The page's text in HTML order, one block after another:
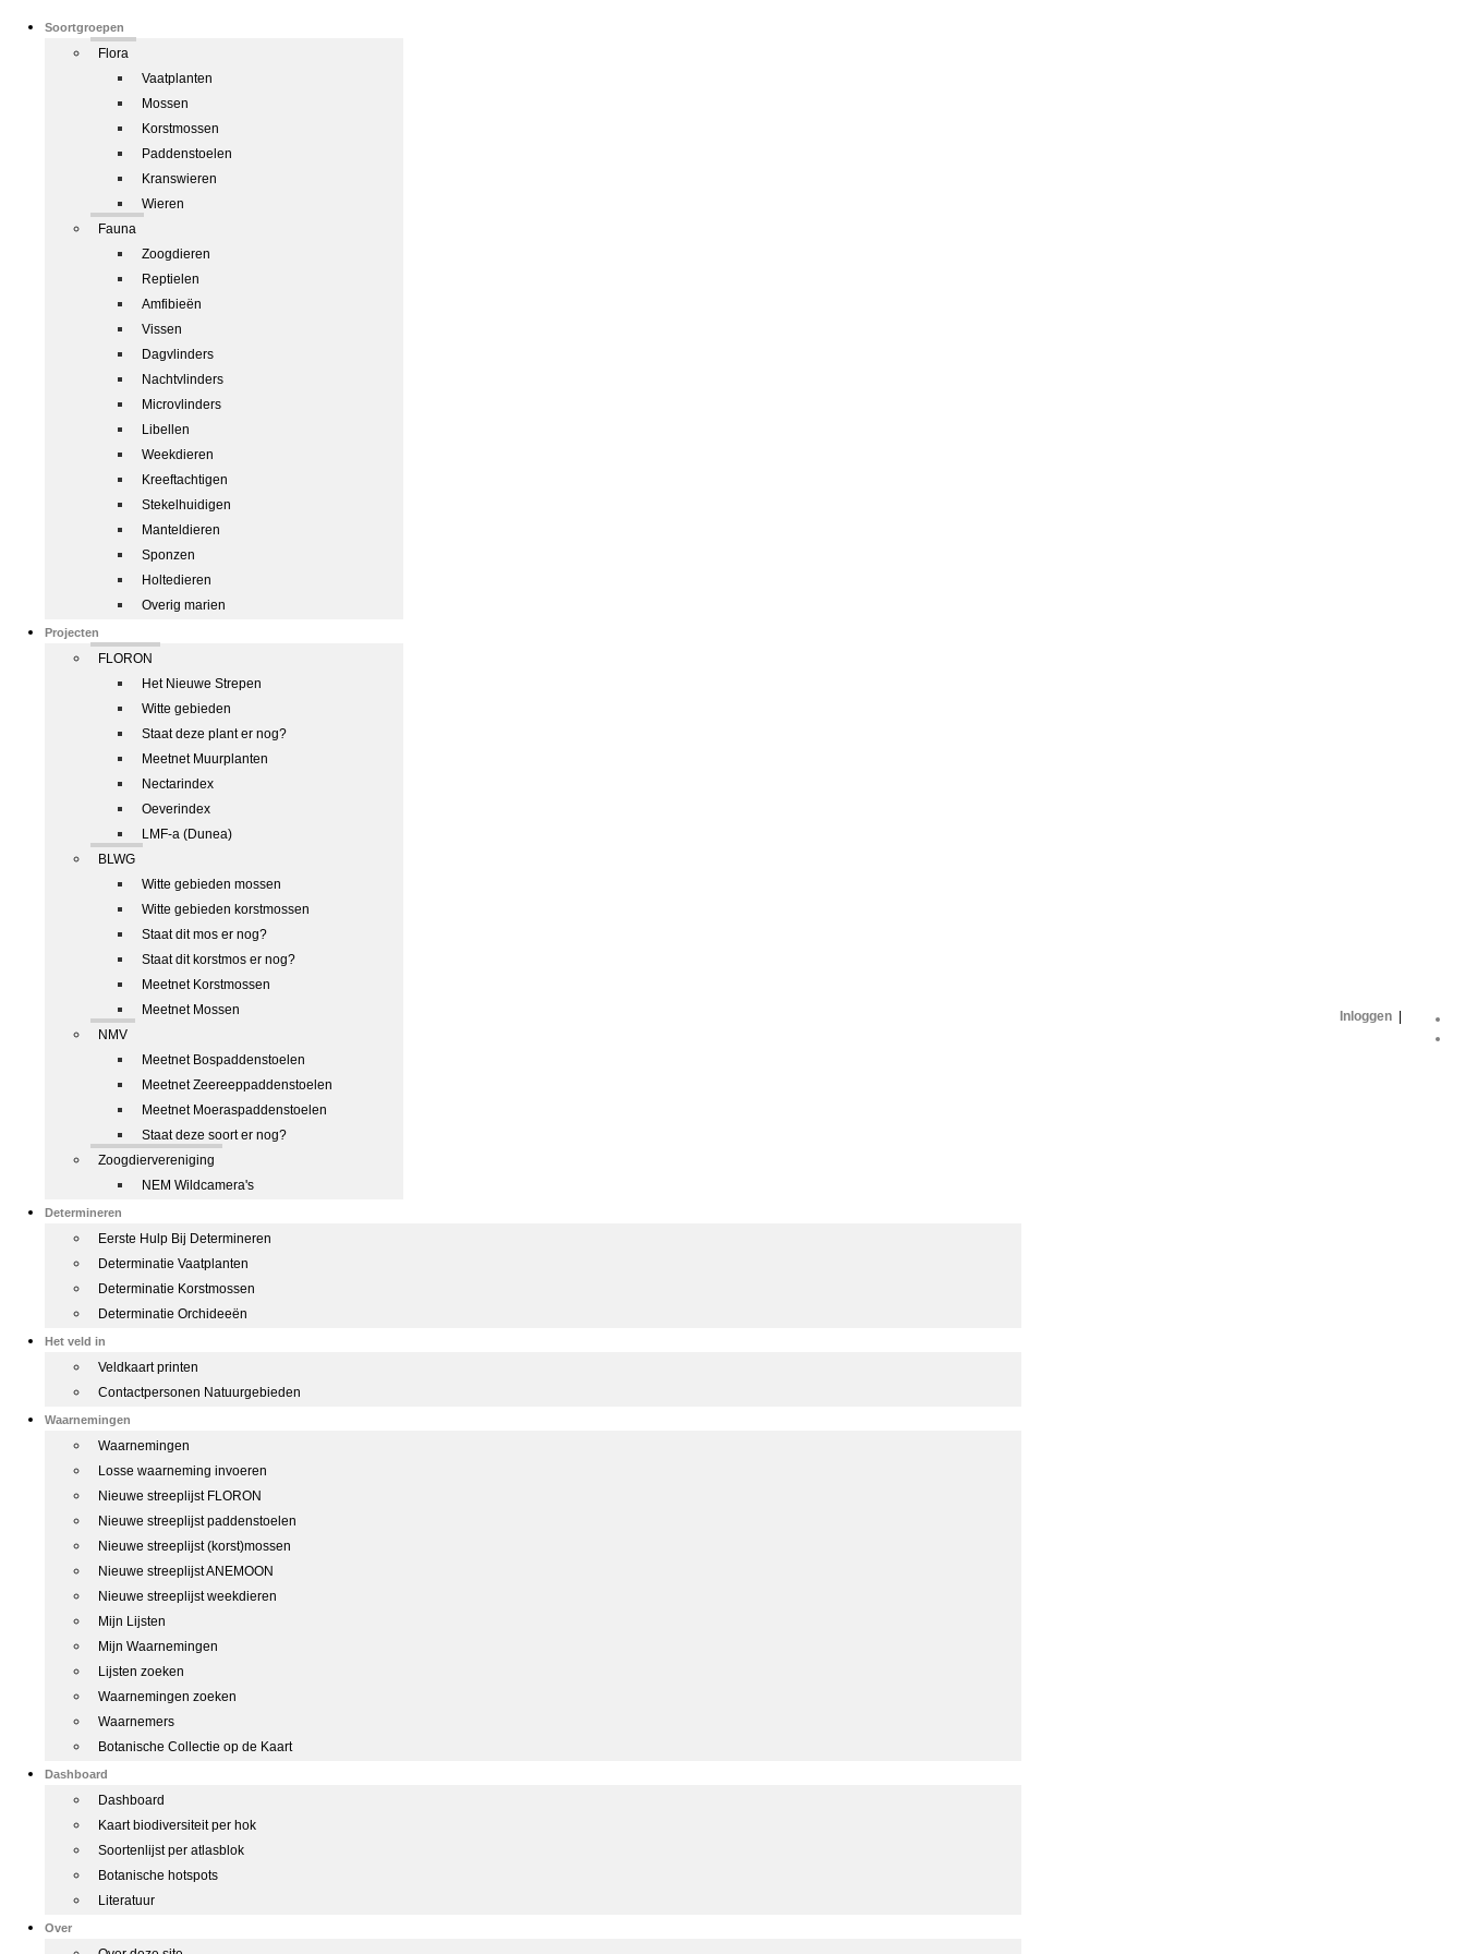
Soortgroepen
Flora
Vaatplanten
Mossen
Korstmossen
Paddenstoelen
Kranswieren
Wieren
Fauna
Zoogdieren
Reptielen
Amfibieën
Vissen
Dagvlinders
Nachtvlinders
Microvlinders
Libellen
Weekdieren
Kreeftachtigen
Stekelhuidigen
Manteldieren
Sponzen
Holtedieren
Overig marien
Projecten
FLORON
Het Nieuwe Strepen
Witte gebieden
Staat deze plant er nog?
Meetnet Muurplanten
Nectarindex
Oeverindex
LMF-a (Dunea)
BLWG
Witte gebieden mossen
Witte gebieden korstmossen
Staat dit mos er nog?
Staat dit korstmos er nog?
Meetnet Korstmossen
Meetnet Mossen
NMV
Meetnet Bospaddenstoelen
Meetnet Zeereeppaddenstoelen
Meetnet Moeraspaddenstoelen
Staat deze soort er nog?
Zoogdiervereniging
NEM Wildcamera's
Determineren
Eerste Hulp Bij Determineren
Determinatie Vaatplanten
Determinatie Korstmossen
Determinatie Orchideeën
Het veld in
Veldkaart printen
Contactpersonen Natuurgebieden
Waarnemingen
Waarnemingen
Losse waarneming invoeren
Nieuwe streeplijst FLORON
Nieuwe streeplijst paddenstoelen
Nieuwe streeplijst (korst)mossen
Nieuwe streeplijst ANEMOON
Nieuwe streeplijst weekdieren
Mijn Lijsten
Mijn Waarnemingen
Lijsten zoeken
Waarnemingen zoeken
Waarnemers
Botanische Collectie op de Kaart
Dashboard
Dashboard
Kaart biodiversiteit per hok
Soortenlijst per atlasblok
Botanische hotspots
Literatuur
Over
Inloggen